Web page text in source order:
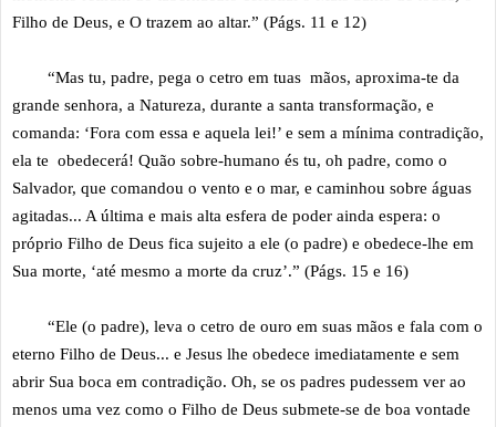
Filho de Deus, e O trazem ao altar.” (Págs. 11 e 12)
“Mas tu, padre, pega o cetro em tuas mãos, aproxima-te da
grande senhora, a Natureza, durante a santa transformação, e
comanda: ‘Fora com essa e aquela lei!’ e sem a mínima contradição,
ela te obedecerá! Quão sobre-humano és tu, oh padre, como o
Salvador, que comandou o vento e o mar, e caminhou sobre águas
agitadas... A última e mais alta esfera de poder ainda espera: o
próprio Filho de Deus fica sujeito a ele (o padre) e obedece-lhe em
Sua morte, ‘até mesmo a morte da cruz’.” (Págs. 15 e 16)
“Ele (o padre), leva o cetro de ouro em suas mãos e fala com o
eterno Filho de Deus... e Jesus lhe obedece imediatamente e sem
abrir Sua boca em contradição. Oh, se os padres pudessem ver ao
menos uma vez como o Filho de Deus submete-se de boa vontade